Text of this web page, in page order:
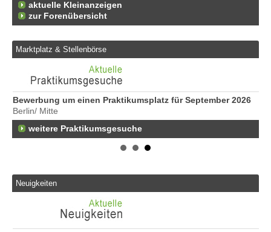
aktuelle Kleinanzeigen
zur Forenübersicht
Marktplatz & Stellenbörse
Bewerbung um einen Praktikumsplatz für September 2026
Berlin/ Mitte
weitere Praktikumsgesuche
Neuigkeiten